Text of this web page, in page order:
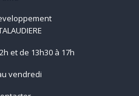
et de 13h30 à 17h
vendredi